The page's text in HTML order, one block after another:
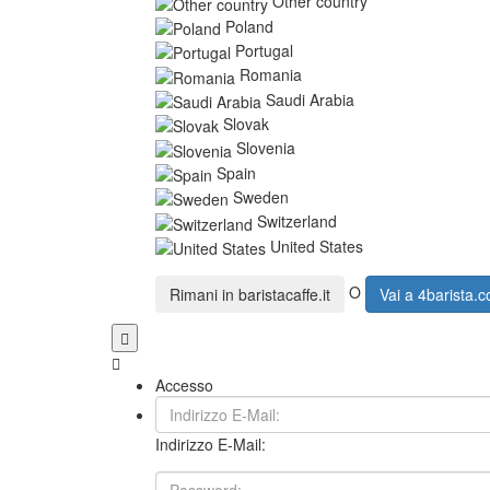
Poland
Portugal
Romania
Saudi Arabia
Slovak
Slovenia
Spain
Sweden
Switzerland
United States
Rimani in baristacaffe.it O Vai a
Accesso
Indirizzo E-Mail: